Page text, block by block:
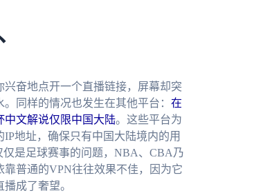
奋地点开一个直播链接，屏幕却突
同样的情况也发生在其他平台： 在
中文解说仅限中国大陆。这些平台为
地址，确保只有中国大陆境内的用
是足球赛事的问题，NBA、CBA乃
普通的VPN往往效果不佳，因为它
成了奢望。